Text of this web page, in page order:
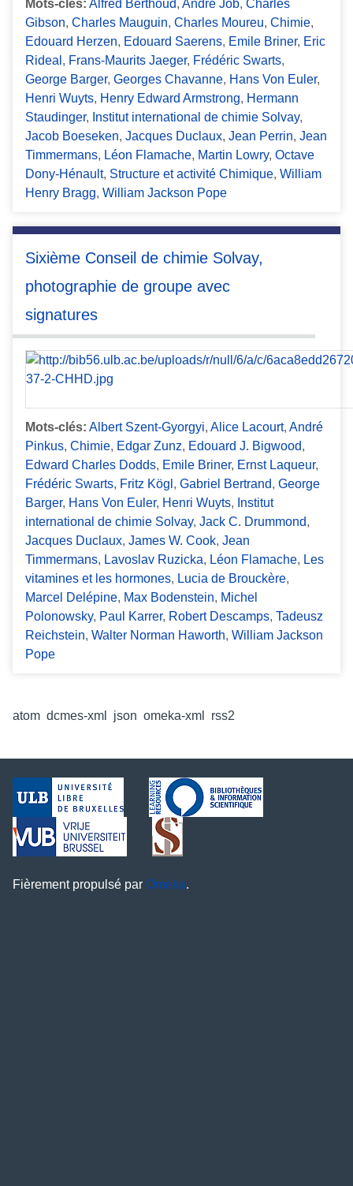
Mots-clés: Alfred Berthoud, André Job, Charles
Gibson, Charles Mauguin, Charles Moureu, Chimie,
Edouard Herzen, Edouard Saerens, Emile Briner, Eric
Rideal , Frans-Maurits Jaeger, Frédéric Swarts,
George Barger, Georges Chavanne, Hans Von Euler,
Henri Wuyts, Henry Edward Armstrong, Hermann
Staudinger, Institut international de chimie Solvay,
Jacob Boeseken, Jacques Duclaux, Jean Perrin, Jean
Timmermans, Léon Flamache, Martin Lowry, Octave
Dony-Hénault, Structure et activité Chimique, William
Henry Bragg, William Jackson Pope
Sixième Conseil de chimie Solvay,
photographie de groupe avec
signatures
Mots-clés: Albert Szent-Gyorgyi, Alice Lacourt, André
Pinkus, Chimie, Edgar Zunz, Edouard J. Bigwood,
Edward Charles Dodds, Emile Briner, Ernst Laqueur,
Frédéric Swarts, Fritz Kögl , Gabriel Bertrand, George
Barger, Hans Von Euler, Henri Wuyts, Institut
international de chimie Solvay, Jack C. Drummond,
Jacques Duclaux, James W. Cook, Jean
Timmermans, Lavoslav Ruzicka, Léon Flamache, Les
vitamines et les hormones, Lucia de Brouckère,
Marcel Delépine, Max Bodenstein, Michel
Polonowsky, Paul Karrer, Robert Descamps, Tadeusz
Reichstein, Walter Norman Haworth, William Jackson
Pope
atom dcmes-xml json omeka-xml rss2
Fièrement propulsé par Omeka.